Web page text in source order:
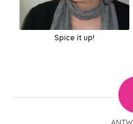
Spice it up!